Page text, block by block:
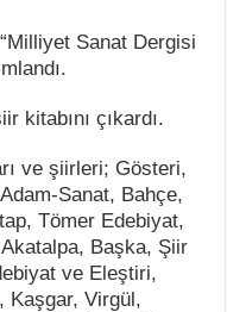
Sanat Dergisi
kitabını çıkardı.
ve şiirleri; Gösteri,
Sanat, Bahçe,
Tömer Edebiyat,
Başka, Şiir
ve Eleştiri,
Kaşgar, Virgül,